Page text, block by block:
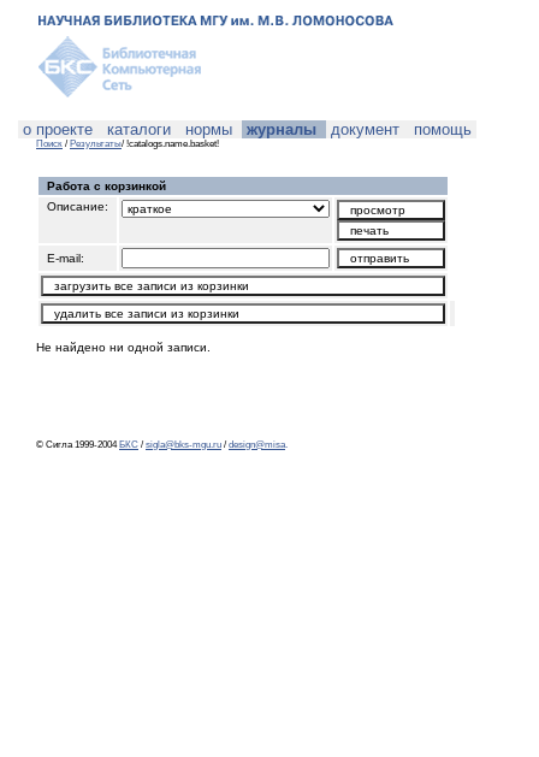
о проекте каталоги нормы журналы документ помощь
Поиск / Результаты/ !catalogs.name.basket!
Работа с корзинкой
Описание:
E-mail:
Не найдено ни одной записи.
© Сигла 1999-2004 БКС / sigla@bks-mgu.ru / design@misa.